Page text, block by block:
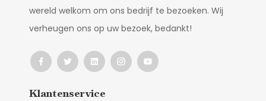
wereld welkom om ons bedrijf te bezoeken. Wij
verheugen ons op uw bezoek, bedankt!
Klantenservice